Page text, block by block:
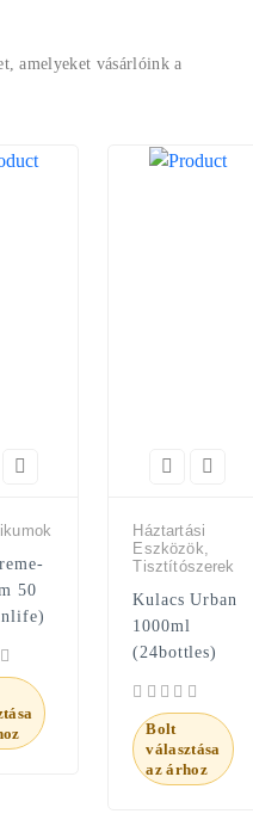
amelyeket vásárlóink a
50
Háztartási
Eszközök,
Tisztítószerek
Kulacs Urban
1000ml
(24bottles)
Bolt
választása
az árhoz